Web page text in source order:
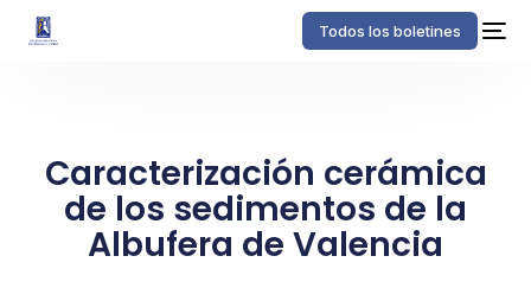
Todos los boletines
Caracterización cerámica
de los sedimentos de la
Albufera de Valencia